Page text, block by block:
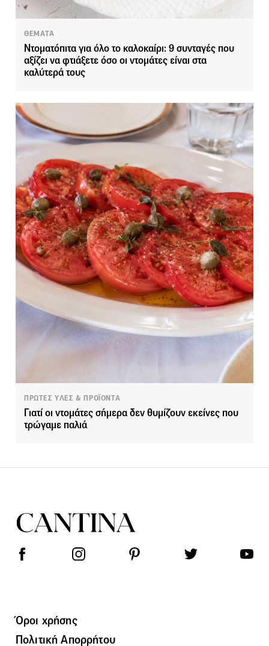
ΘΕΜΑΤΑ
Ντοματόπιτα για όλο το καλοκαίρι: 9 συνταγές που
αξίζει να φτιάξετε όσο οι ντομάτες είναι στα
καλύτερά τους
ΠΡΩΤΕΣ ΥΛΕΣ & ΠΡΟΪΟΝΤΑ
Γιατί οι ντομάτες σήμερα δεν θυμίζουν εκείνες που
τρώγαμε παλιά
Όροι χρήσης
Πολιτική Απορρήτου